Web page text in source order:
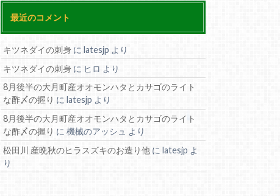
最近のコメント
キツネダイの刺身 にlatesjp より
キツネダイの刺身 に ヒロ より
8月後半の大月町産オオモンハタとカサゴのライト
な酢〆の握り にlatesjp より
8月後半の大月町産オオモンハタとカサゴのライト
な酢〆の握り に機械のアッシュ より
松田川 産晩秋のヒラスズキのお造り他 にlatesjp よ
り